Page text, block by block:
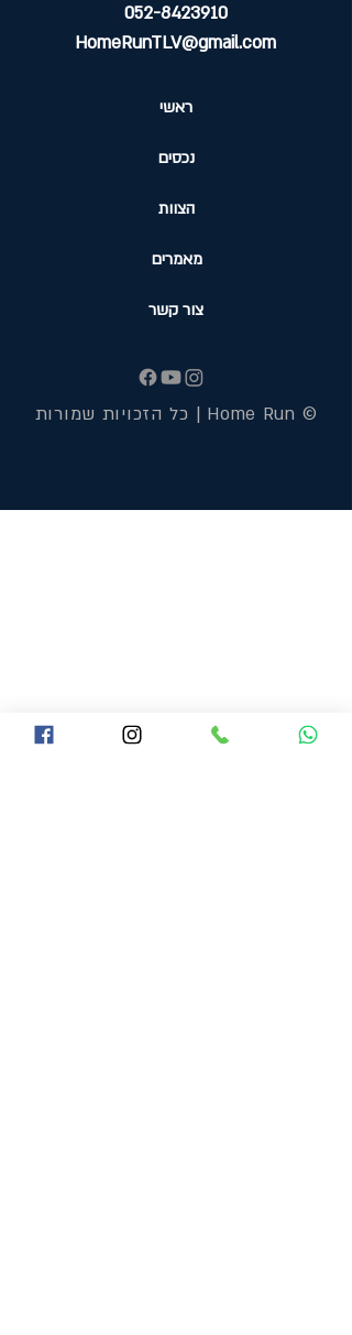
052-8423910
HomeRunTLV@gmail.com
ראשי
נכסים
הצוות
מאמרים
צור קשר
© Home Run | כל הזכויות שמורות